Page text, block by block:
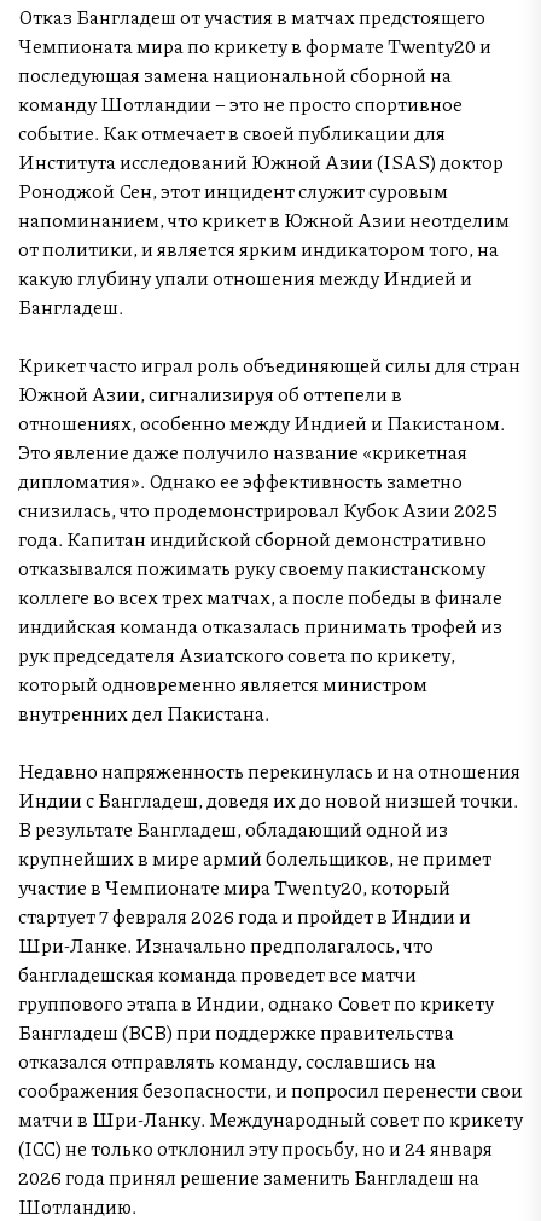
Отказ Бангладеш от участия в матчах предстоящего
Чемпионата мира по крикету в формате Twenty20 и
последующая замена национальной сборной на
команду Шотландии – это не просто спортивное
событие. Как отмечает в своей публикации для
Института исследований Южной Азии (ISAS) доктор
Роноджой Сен, этот инцидент служит суровым
напоминанием, что крикет в Южной Азии неотделим
от политики, и является ярким индикатором того, на
какую глубину упали отношения между Индией и
Бангладеш.
Крикет часто играл роль объединяющей силы для стран
Южной Азии, сигнализируя об оттепели в
отношениях, особенно между Индией и Пакистаном.
Это явление даже получило название «крикетная
дипломатия». Однако ее эффективность заметно
снизилась, что продемонстрировал Кубок Азии 2025
года. Капитан индийской сборной демонстративно
отказывался пожимать руку своему пакистанскому
коллеге во всех трех матчах, а после победы в финале
индийская команда отказалась принимать трофей из
рук председателя Азиатского совета по крикету,
который одновременно является министром
внутренних дел Пакистана.
Недавно напряженность перекинулась и на отношения
Индии с Бангладеш, доведя их до новой низшей точки.
В результате Бангладеш, обладающий одной из
крупнейших в мире армий болельщиков, не примет
участие в Чемпионате мира Twenty20, который
стартует 7 февраля 2026 года и пройдет в Индии и
Шри-Ланке. Изначально предполагалось, что
бангладешская команда проведет все матчи
группового этапа в Индии, однако Совет по крикету
Бангладеш (BCB) при поддержке правительства
отказался отправлять команду, сославшись на
соображения безопасности, и попросил перенести свои
матчи в Шри-Ланку. Международный совет по крикету
(ICC) не только отклонил эту просьбу, но и 24 января
2026 года принял решение заменить Бангладеш на
Шотландию.